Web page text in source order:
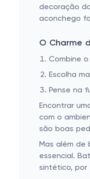
decoração
aconchego
O Charme
Combine
Escolha
Pense na
Encontrar
com o
são boas
Mas além
essencial.
sintético, por